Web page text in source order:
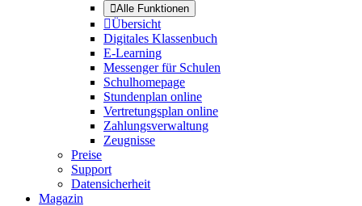
Alle Funktionen
Übersicht
Digitales Klassenbuch
E-Learning
Messenger für Schulen
Schulhomepage
Stundenplan online
Vertretungsplan online
Zahlungsverwaltung
Zeugnisse
Preise
Support
Datensicherheit
Magazin